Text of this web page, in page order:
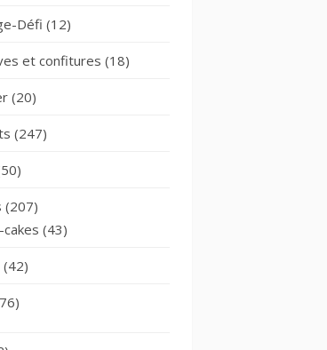
Défi (12)
et confitures (18)
(20)
(247)
(207)
(43)
(42)